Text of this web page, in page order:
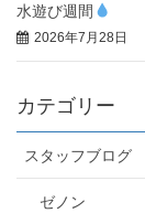
水遊び週間
2026年7月28日
カテゴリー
スタッフブログ
ゼノン